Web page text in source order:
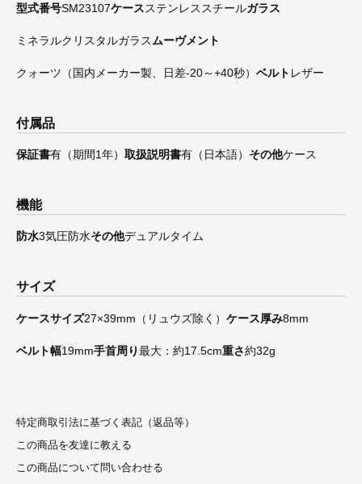
型式番号SM23107ケースステンレススチールガラス
ミネラルクリスタルガラスムーヴメント
クォーツ（国内メーカー製、日差-20～+40秒） ベルト レザー
付属品
保証書有（期間1年） 取扱説明書有（日本語） その他ケース
機能
防水3気圧防水その他デュアルタイム
サイズ
ケースサイズ27×39mm（リュウズ除く） ケース厚み8mm
ベルト幅19mm手首周り最大：約17.5cm重さ約32g
特定商取引法に基づく表記（返品等）
この商品を友達に教える
この商品について問い合わせる